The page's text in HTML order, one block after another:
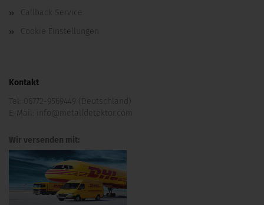
Callback Service
Cookie Einstellungen
Kontakt
Tel:
06772-9569449 (Deutschland)
E-Mail:
info@metalldetektor.com
Wir versenden mit: